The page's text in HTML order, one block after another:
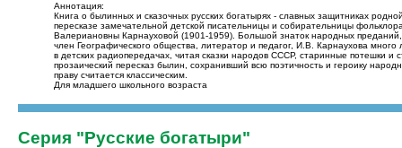
Аннотация:
Книга о былинных и сказочных русских богатырях - славных защитниках
пересказе замечательной детской писательницы и собирательницы
Валериановны Карнауховой (1901-1959). Большой знаток народных
член Географического общества, литератор и педагог, И.В. Карнаухова много
в детских радиопередачах, читая сказки народов СССР, старинные потешки и
прозаический пересказ былин, сохранивший всю поэтичность и героику
праву считается классическим.
Для младшего школьного возраста
Серия "Русские богатыри"